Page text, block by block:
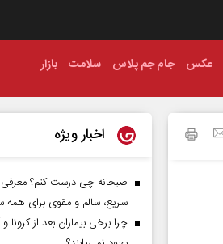
عکس جام جم پلاس سلامت بازار
اخبار ویژه
سریع، سالم و مقوی برای همه
چرا برخی بیماران بعد از کرونا و